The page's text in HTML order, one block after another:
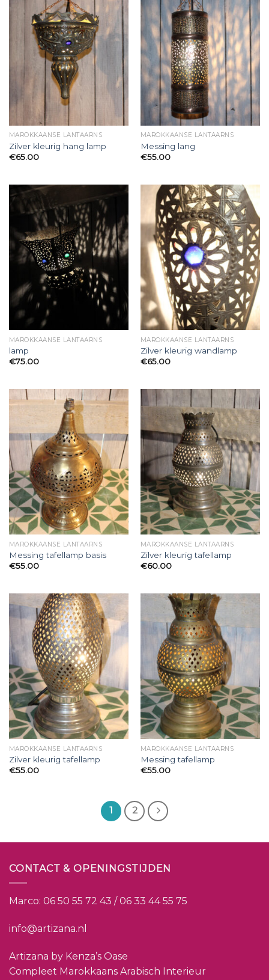
MAROKKAANSE LANTAARNS
Zilver kleurig hang lamp
€65.00
MAROKKAANSE LANTAARNS
Messing lang
€55.00
MAROKKAANSE LANTAARNS
lamp
€75.00
MAROKKAANSE LANTAARNS
Zilver kleurig wandlamp
€65.00
MAROKKAANSE LANTAARNS
Messing tafellamp basis
€55.00
MAROKKAANSE LANTAARNS
Zilver kleurig tafellamp
€60.00
MAROKKAANSE LANTAARNS
Zilver kleurig tafellamp
€55.00
MAROKKAANSE LANTAARNS
Messing tafellamp
€55.00
1 2
CONTACT & OPENINGSTIJDEN
Marco: 06 50 55 72 43 / 06 33 44 55 75
info@artizana.nl
Artizana by Kenza’s Oase
Compleet Marokkaans Arabisch Interieur